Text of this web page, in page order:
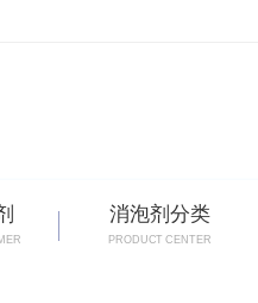
消泡剂分类
PRODUCT CENTER